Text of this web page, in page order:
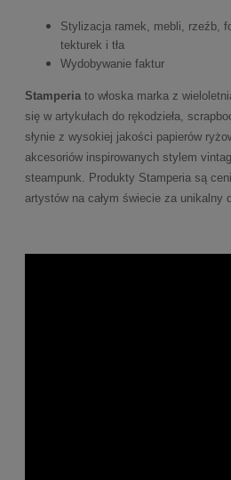
Stylizacja ramek, mebli, rzeźb,
tekturek i tła
Wydobywanie faktur
Stamperia to włoska marka z
się w artykułach do rękodzieła,
słynie z wysokiej jakości papierów
akcesoriów inspirowanych stylem
steampunk. Produkty Stamperia są
artystów na całym świecie za unikalny